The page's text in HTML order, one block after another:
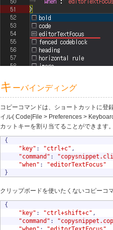
キ ーバインディング
コピーコマンドは、ショートカットに登
イル( Code|File > Preferences >
カットキーを割り当てることができます。
{
"key" : "ctrl+c" ,
"command" :
"when" :
"editorTextFocus"
}
クリップボードを使いたくないコピーコ
{
"key" : "ctrl+shift+c" ,
"command" :